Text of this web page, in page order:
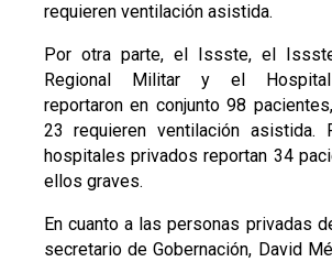
requieren ventilación asistida.
Por otra parte, el Issste, el
Regional Militar y el Hospital
reportaron en conjunto 98
23 requieren ventilación asistida.
hospitales privados reportan 34
ellos graves.
En cuanto a las personas privadas
secretario de Gobernación, David